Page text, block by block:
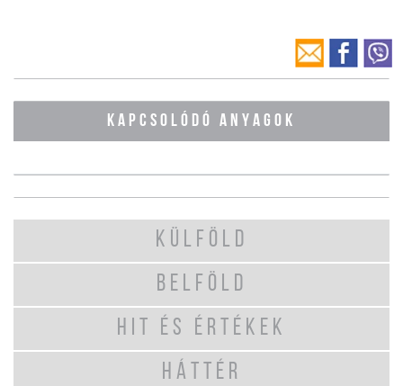
KAPCSOLÓDÓ ANYAGOK
KÜLFÖLD
BELFÖLD
HIT ÉS ÉRTÉKEK
HÁTTÉR